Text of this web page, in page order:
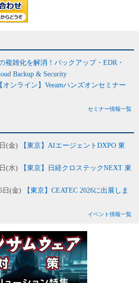
複雑化を解消！バックアップ・EDR・
Backup & Security
【オンライン】Veeamハンズオンセミナー
セミナー情報一覧
(金)
【東京】AIエージェントDXPO 東
(水)
【東京】日経クロステックNEXT 東
日(金)
【東京】CEATEC 2026に出展しま
イベント情報一覧